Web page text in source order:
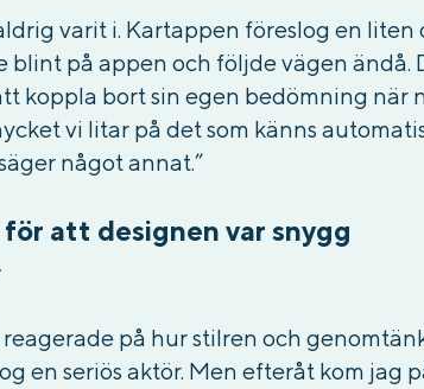
varit i. Kartappen föreslog en liten
blint på appen och följde vägen ändå.
koppla bort sin egen bedömning när
vi litar på det som känns
något annat.”
att designen var snygg
på hur stilren och
en seriös aktör. Men efteråt kom jag